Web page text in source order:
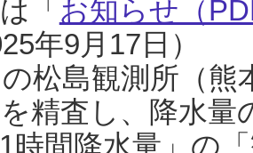
「 お知らせ（
年9月17日）
松島観測所（熊
精査し、降水
1時間降水量」の